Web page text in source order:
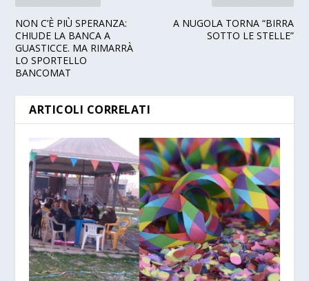
NON C’È PIÙ SPERANZA:
CHIUDE LA BANCA A
GUASTICCE. MA RIMARRÀ
LO SPORTELLO
BANCOMAT
A NUGOLA TORNA “BIRRA
SOTTO LE STELLE”
ARTICOLI CORRELATI